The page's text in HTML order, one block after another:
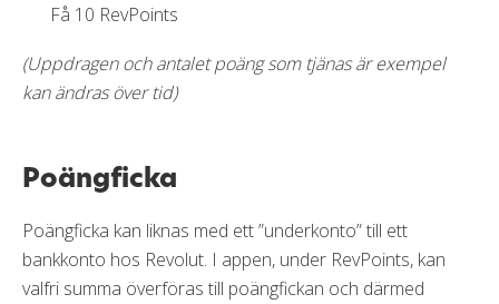
Få 10 RevPoints
(Uppdragen och antalet poäng som tjänas är exempel
kan ändras över tid)
Poängficka
Poängficka kan liknas med ett ”underkonto” till ett
bankkonto hos Revolut. I appen, under RevPoints, kan
valfri summa överföras till poängfickan och därmed